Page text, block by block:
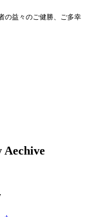
の益々のご健勝、ご多幸